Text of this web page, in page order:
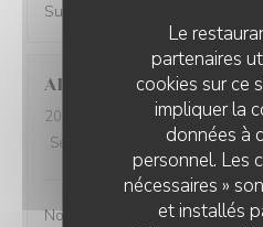
Le
partenaires
cookies sur ce
impliquer la
données à
personnel. Les
nécessaires »
et installés
Super service La pièce du
ALAIN
2025-10-03
- 20:00 - Couverts 2
Service
Ambiance: 4/5
Notre expérience a été plutôt